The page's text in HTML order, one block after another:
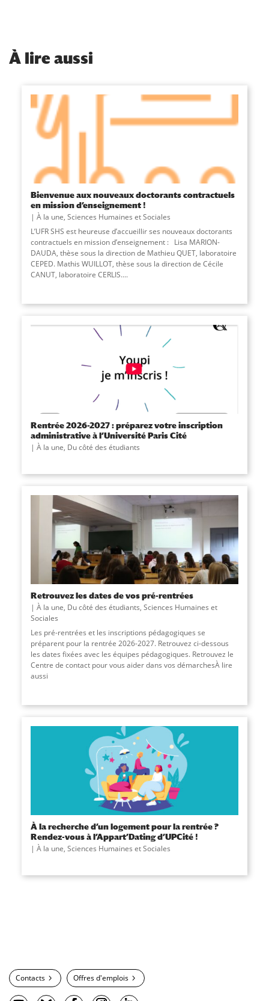
À lire aussi
Bienvenue aux nouveaux doctorants contractuels
en mission d’enseignement !
À la une, Sciences Humaines et Sociales
L’UFR SHS est heureuse d’accueillir ses nouveaux doctorants
contractuels en mission d’enseignement : Lisa MARION-
DAUDA, thèse sous la direction de Mathieu QUET, laboratoire
CEPED. Mathis WUILLOT, thèse sous la direction de Cécile
CANUT, laboratoire CERLIS....
Rentrée 2026-2027 : préparez votre inscription
administrative à l’Université Paris Cité
À la une, Du côté des étudiants
Retrouvez les dates de vos pré-rentrées
À la une, Du côté des étudiants, Sciences Humaines et
Sociales
Les pré-rentrées et les inscriptions pédagogiques se
préparent pour la rentrée 2026-2027. Retrouvez ci-dessous
les dates fixées avec les équipes pédagogiques. Retrouvez le
Centre de contact pour vous aider dans vos démarchesÀ lire
aussi
À la recherche d’un logement pour la rentrée ?
Rendez-vous à l’Appart’Dating d’UPCité !
À la une, Sciences Humaines et Sociales
Contacts Offres d'emplois